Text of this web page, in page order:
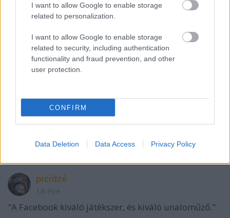
I want to allow Google to enable storage
related to personalization.
I want to allow Google to enable storage
related to security, including authentication
functionality and fraud prevention, and other
user protection.
CONFIRM
Data Deletion Data Access Privacy Policy
18 éve
Hát nem tudom, ha járok is a közösségépítőkre,
akkor is inkább kötelességtudatból, mert nehogy vki
azon sértődjön, hogy nem jelölöm vissza egy hétig. A
De unaloműzni? Ha unatkozom, eszembe sem
jutnak. Ezeket csak arra használom, hogy
megtudjam melyik volt kolléga, osztálytárs merre
picidzé
"A Facebook kiváló játékszer, és kiváló unaloműző."